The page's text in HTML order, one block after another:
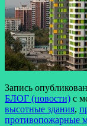
Запись
БЛОГ (новости) с
высотные здания,
противопожарные